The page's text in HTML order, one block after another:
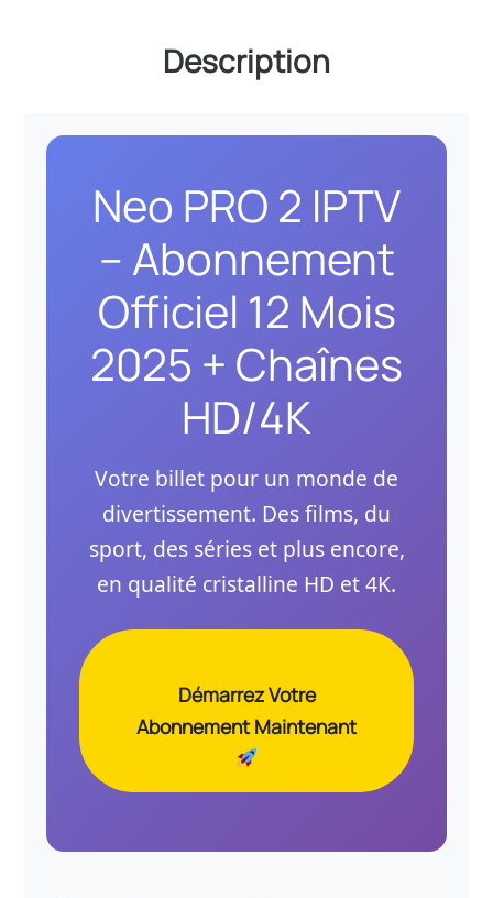
Description
Neo PRO 2 IPTV
– Abonnement
Officiel 12 Mois
2025 + Chaînes
HD/4K
Votre billet pour un monde de
divertissement. Des films, du
sport, des séries et plus encore,
en qualité cristalline HD et 4K.
Démarrez Votre
Abonnement Maintenant